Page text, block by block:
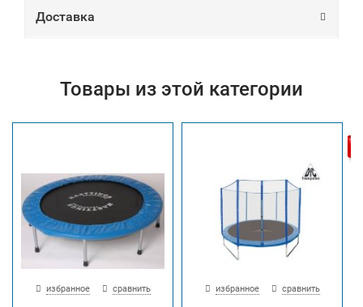
Доставка
Товары из этой категории
избранное сравнить избранное сравнить